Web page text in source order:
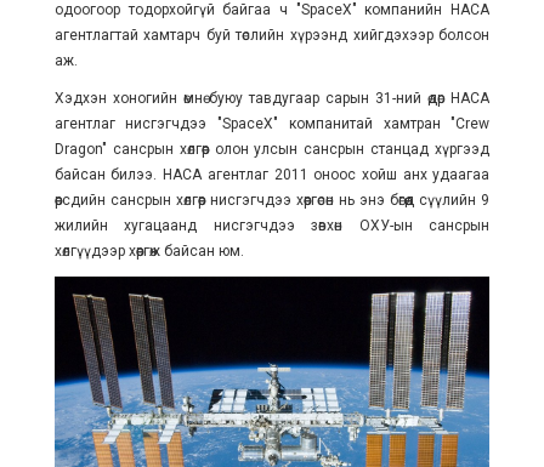
одоогоор тодорхойгүй байгаа ч "SpaceX" компанийн НАСА
агентлагтай хамтарч буй төслийн хүрээнд хийгдэхээр болсон
аж.
Хэдхэн хоногийн өмнө буюу тавдугаар сарын 31-ний өдөр НАСА
агентлагнисгэгчдээ "SpaceX" компанитай хамтран "Crew
Dragon" сансрын хөлгөөр олон улсын сансрын станцад хүргээд
байсан билээ. НАСА агентлаг 2011 оноос хойш анх удаагаа
өөрсдийн сансрын хөлгөөр нисгэгчдээ хөөргөсөн нь энэ бөгөөд сүүлийн 9
жилийн хугацаанд нисгэгчдээ зөвхөн ОХУ-ын сансрын
хөлгүүдээр хөөргөж байсан юм.